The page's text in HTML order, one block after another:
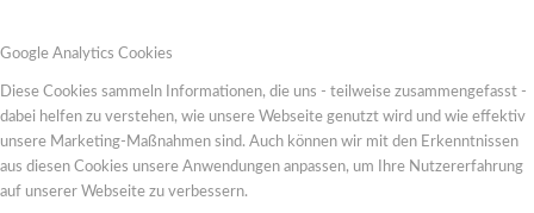
Google Analytics Cookies
Diese Cookies sammeln Informationen, die uns - teilweise zusammengefasst -
dabei helfen zu verstehen, wie unsere Webseite genutzt wird und wie effektiv
unsere Marketing-Maßnahmen sind. Auch können wir mit den Erkenntnissen
aus diesen Cookies unsere Anwendungen anpassen, um Ihre Nutzererfahrung
auf unserer Webseite zu verbessern.